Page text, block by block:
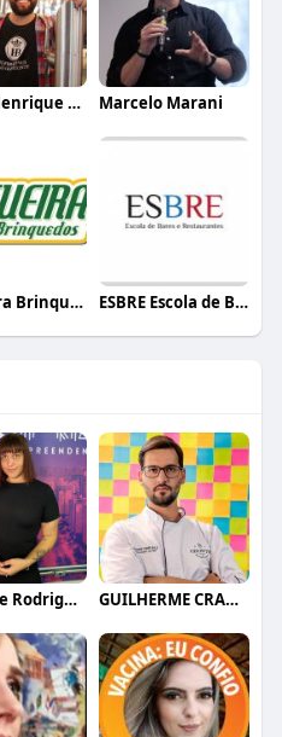
Carlos Henrique de Faria Vasconcelos Marcelo Marani
Nogueira Brinquedos ESBRE Escola de Bares e Restaurantes
Gabrielle Rodrigues GUILHERME CRAMER BALLE